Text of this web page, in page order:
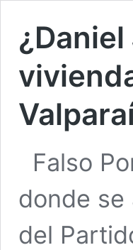
Falso
donde se
del